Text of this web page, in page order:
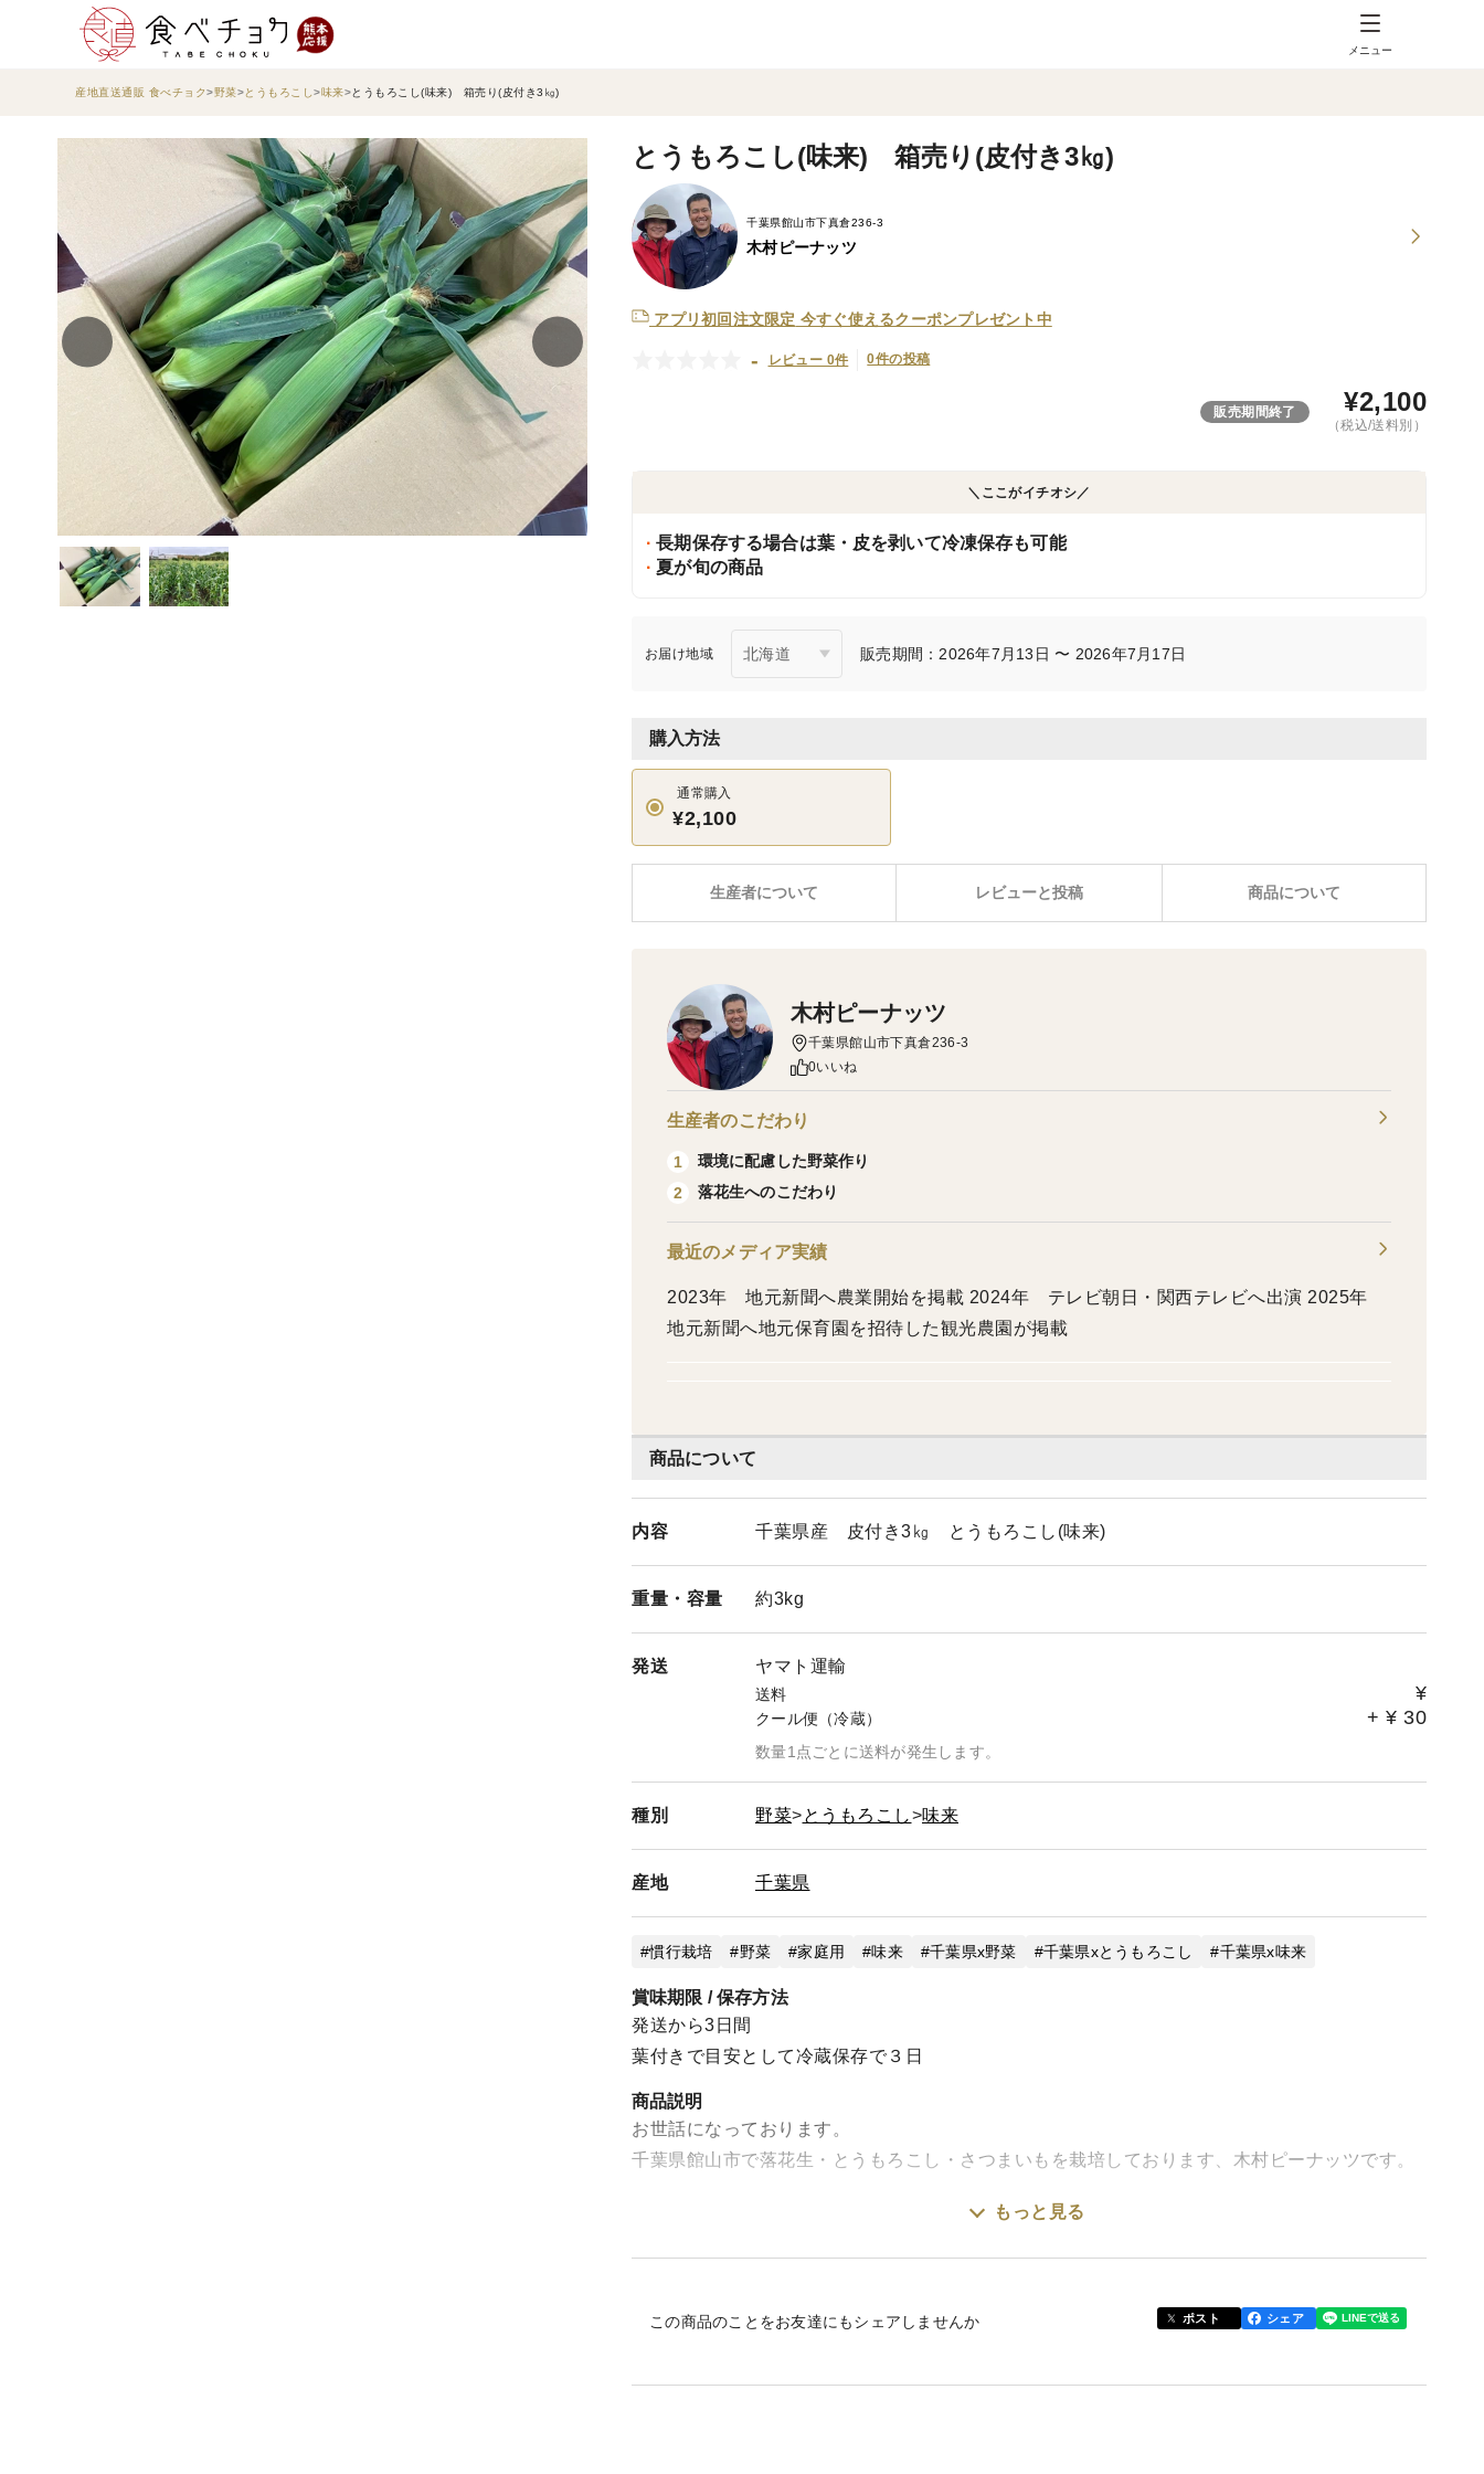
メニュー
産地直送通販 食べチョク 野菜 とうもろこし 味来 とうもろこし(味来) 箱売り(皮付き3㎏)
とうもろこし(味来) 箱売り(皮付き3㎏)
千葉県館山市下真倉236-3
木村ピーナッツ
アプリ初回注文限定 今すぐ使えるクーポンプレゼント中
- レビュー 0件 0件の投稿
販売期間終了 ¥2,100
（税込/送料別）
＼ここがイチオシ／
長期保存する場合は葉・皮を剥いて冷凍保存も可能
夏が旬の商品
お届け地域 販売期間：2026年7月13日 〜 2026年7月17日
購入方法
通常購入
¥2,100
レビューと投稿 商品について
生産者について
商品について
内容 千葉県産 皮付き3㎏ とうもろこし(味来)
重量・ 容量 約3kg
発送 ヤマト運輸
送料 ¥
クール便（冷蔵） + ¥ 30
数量1点ごとに送料が発生します。
種別 野菜 とうもろこし 味来
産地 千葉県
慣行栽培 野菜 家庭用 味来 千葉県x野菜 千葉県xとうもろこし 千葉県x味来
賞味期限 / 保存方法
発送から3日間
葉付きで目安として冷蔵保存で３日
商品説明
お世話になっております。
千葉県館山市で落花生・とうもろこし・さつまいもを栽培しております、木村ピーナッツです。
旬のとうもろこし「味来」が収穫できました。
とうもろこし
もっと見る
この商品のことをお友達にもシェアしませんか ポスト シェア
木村ピーナッツ
千葉県館山市下真倉236-3
0いいね
生産者のこだわり
1
環境に配慮した野菜作り
2
落花生へのこだわり
最近のメディア実績
2023年 地元新聞へ農業開始を掲載 2024年 テレビ朝日・関西テレビへ出演 2025年
地元新聞へ地元保育園を招待した観光農園が掲載